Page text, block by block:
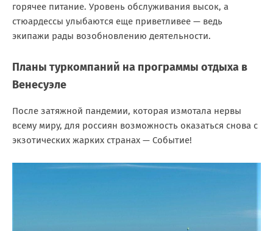
горячее питание. Уровень обслуживания высок, а
стюардессы улыбаются еще приветливее — ведь
экипажи рады возобновлению деятельности.
Планы туркомпаний на программы отдыха в
Венесуэле
После затяжной пандемии, которая измотала нервы
всему миру, для россиян возможность оказаться снова с
экзотических жарких странах — Событие!